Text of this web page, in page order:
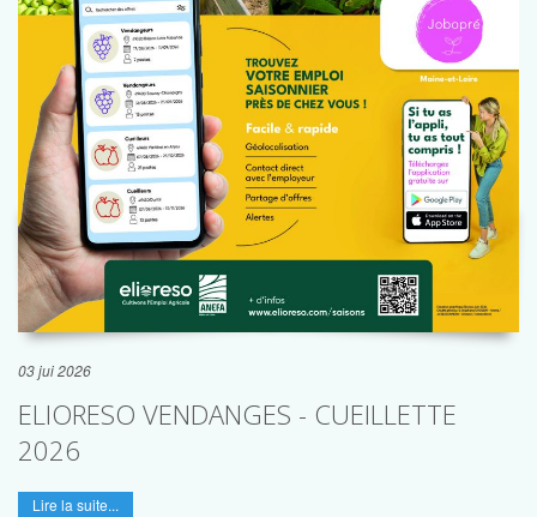
03 jui 2026
ELIORESO VENDANGES - CUEILLETTE
2026
Lire la suite...